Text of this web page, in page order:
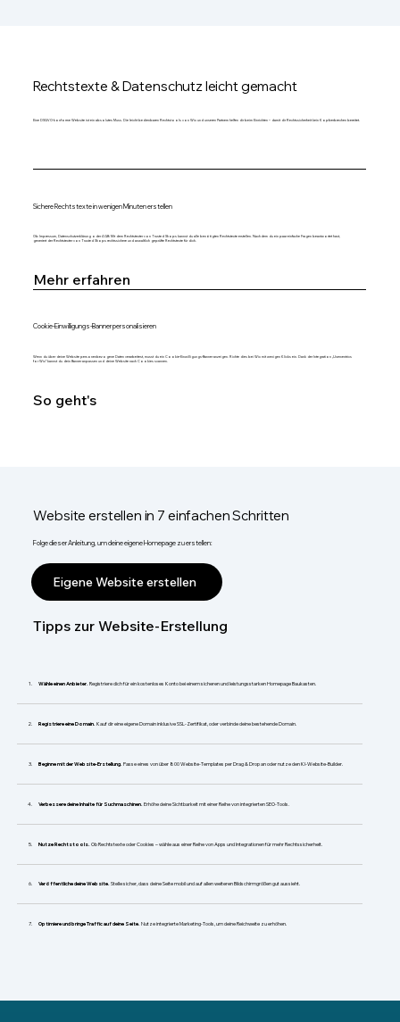
Rechtstexte & Datenschutz leicht gemacht
Eine DSGVO-konforme Website ist ein absolutes Muss. Die leicht bedienbaren Rechtstools von Wix und unseren Partnern helfen dir beim Einrichten – damit dir Rechtssicherheit kein Kopfzerbrechen bereitet.
Sichere Rechtstexte in wenigen Minuten erstellen
Ob Impressum, Datenschutzerklärung oder AGB: Mit dem Rechtstexter von Trusted Shops kannst du alle benötigten Rechtstexte erstellen. Nachdem du ein paar einfache Fragen beantwortet hast,
generiert der Rechtstexter von Trusted Shops rechtssichere und anwaltlich geprüfte Rechtstexte für dich.
Mehr erfahren
Cookie-Einwilligungs-Banner personalisieren
Wenn du über deine Website personenbezogene Daten verarbeitest, musst du ein Cookie-Einwilligungs-Banner anzeigen. Richte dies bei Wix mit wenigen Klicks ein. Dank der Integration „Usercentrics
for Wix“ kannst du dein Banner anpassen und deine Website nach Cookies scannen.
So geht's
Website erstellen in 7 einfachen Schritten
Folge dieser Anleitung, um deine eigene Homepage zu erstellen:
Eigene Website erstellen
Tipps zur Website-Erstellung
Wähle einen Anbieter. Registriere dich für ein kostenloses Konto bei einem sicheren und leistungsstarken Homepage Baukasten.
Registriere eine Domain. Kauf dir eine eigene Domain inklusive SSL-Zertifikat, oder verbinde deine bestehende Domain.
Beginne mit der Website-Erstellung. Passe eines von über 800 Website-Templates per Drag & Drop an oder nutze den KI-Website-Builder.
​Verbessere deine Inhalte für Suchmaschinen. Erhöhe deine Sichtbarkeit mit einer Reihe von integrierten SEO-Tools.
Nutze Rechtstools. Ob Rechtstexte oder Cookies – wähle aus einer Reihe von Apps und Integrationen für mehr Rechtssicherheit.
Veröffentliche deine Website. Stelle sicher, dass deine Seite mobil und auf allen weiteren Bildschirmgrößen gut aussieht.
Optimiere und bringe Traffic auf deine Seite. Nutze integrierte Marketing-Tools, um deine Reichweite zu erhöhen.